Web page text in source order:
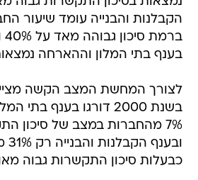
הקבלנות והבנייה עומד שיעור
בענף בתי המלון וההארחה
בשנת 2000 דורגו בענף
7% מהחברות במצב של סיכון
כבעלות סיכון התקשרות גבוה